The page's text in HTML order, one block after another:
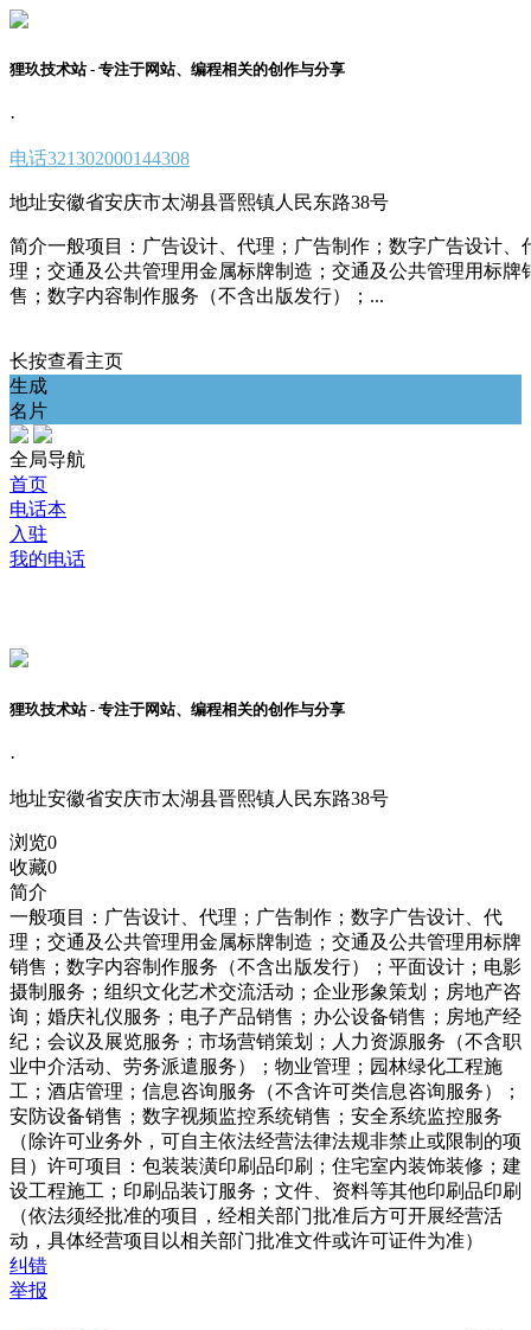
狸玖技术站 - 专注于网站、编程相关的创作与分享
·
电话321302000144308
地址安徽省安庆市太湖县晋熙镇人民东路38号
简介一般项目：广告设计、代理；广告制作；数字广告设计、
理；交通及公共管理用金属标牌制造；交通及公共管理用标牌
售；数字内容制作服务（不含出版发行）；...
长按查看主页
生成
名片
全局导航
首页
电话本
入驻
我的电话
狸玖技术站 - 专注于网站、编程相关的创作与分享
·
地址安徽省安庆市太湖县晋熙镇人民东路38号
浏览0
收藏0
简介
一般项目：广告设计、代理；广告制作；数字广告设计、代
理；交通及公共管理用金属标牌制造；交通及公共管理用标牌
销售；数字内容制作服务（不含出版发行）；平面设计；电影
摄制服务；组织文化艺术交流活动；企业形象策划；房地产咨
询；婚庆礼仪服务；电子产品销售；办公设备销售；房地产经
纪；会议及展览服务；市场营销策划；人力资源服务（不含职
业中介活动、劳务派遣服务）；物业管理；园林绿化工程施
工；酒店管理；信息咨询服务（不含许可类信息咨询服务）；
安防设备销售；数字视频监控系统销售；安全系统监控服务
（除许可业务外，可自主依法经营法律法规非禁止或限制的项
目）许可项目：包装装潢印刷品印刷；住宅室内装饰装修；建
设工程施工；印刷品装订服务；文件、资料等其他印刷品印刷
（依法须经批准的项目，经相关部门批准后方可开展经营活
动，具体经营项目以相关部门批准文件或许可证件为准）
纠错
举报